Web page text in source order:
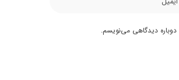
دوباره دیدگاهی می‌نویسم.